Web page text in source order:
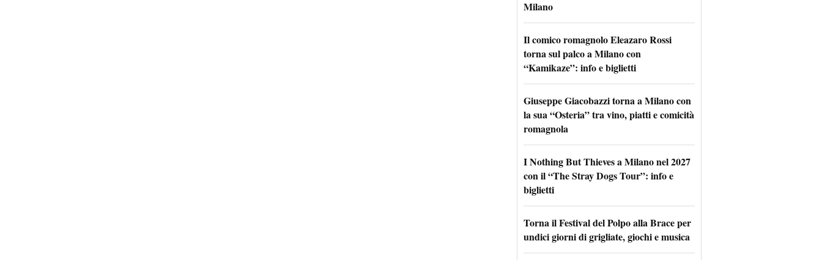
Milano
Il comico romagnolo Eleazaro Rossi
torna sul palco a Milano con
“Kamikaze”: info e biglietti
Giuseppe Giacobazzi torna a Milano con
la sua “Osteria” tra vino, piatti e comicità
romagnola
I Nothing But Thieves a Milano nel 2027
con il “The Stray Dogs Tour”: info e
biglietti
Torna il Festival del Polpo alla Brace per
undici giorni di grigliate, giochi e musica